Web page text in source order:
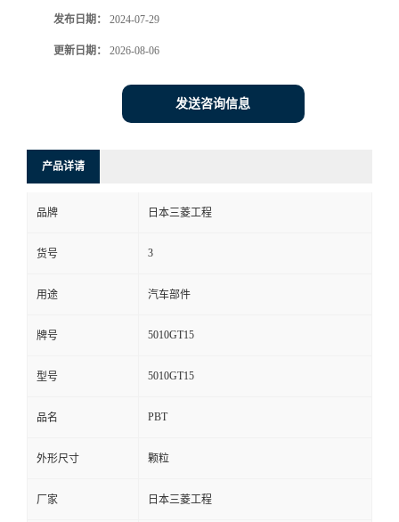
发布日期： 2024-07-29
更新日期： 2026-08-06
发送咨询信息
产品详请
品牌 日本三菱工程
货号 3
用途 汽车部件
牌号 5010GT15
型号 5010GT15
品名 PBT
外形尺寸 颗粒
厂家 日本三菱工程